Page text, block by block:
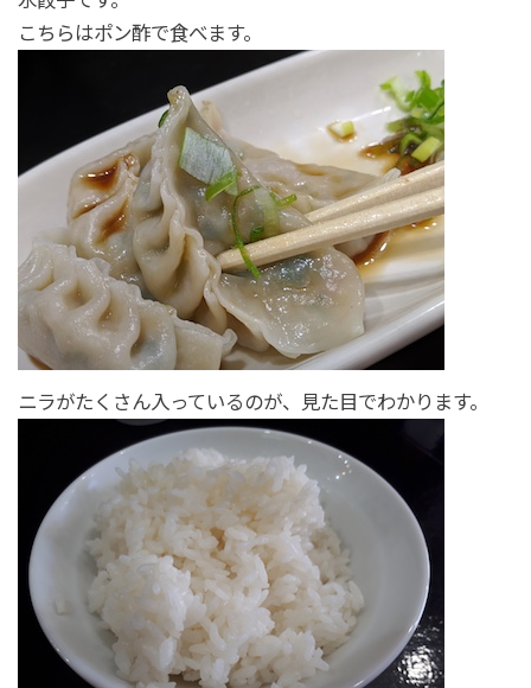
こちらはポン酢で食べます。
ニラがたくさん入っているのが、見た目でわかります。